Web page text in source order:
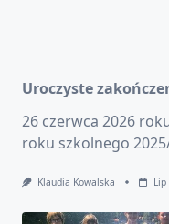
Uroczyste
26 czerwca 2026
roku szkolnego 2025/
Klaudia Kowalska